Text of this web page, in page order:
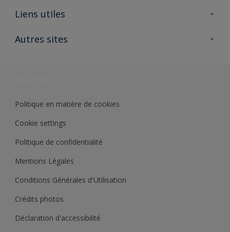
A propos de Sikkens
Liens utiles
Ouvrir un magasin PASS
Autres sites
Politique en matière de cookies
Cookie settings
Politique de confidentialité
Mentions Légales
Conditions Générales d'Utilisation
Crédits photos
Déclaration d'accessibilité